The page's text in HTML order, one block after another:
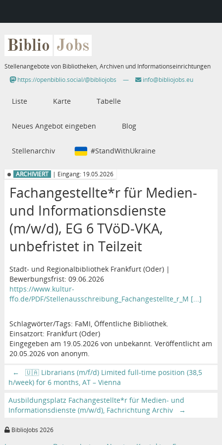
Biblio Jobs
Stellenangebote von Bibliotheken, Archiven und Informationseinrichtungen
https://openbiblio.social/@bibliojobs
— info@bibliojobs.eu
Liste Karte Tabelle
Neues Angebot eingeben Blog
Stellenarchiv #StandWithUkraine
ARCHIVIERT | Eingang: 19.05.2026
Fachangestellte*r für Medien-
und Informationsdienste
(m/w/d), EG 6 TVöD-VKA,
unbefristet in Teilzeit
Stadt- und Regionalbibliothek Frankfurt (Oder) |
Bewerbungsfrist: 09.06.2026
https://www.kultur-
ffo.de/PDF/Stellenausschreibung_Fachangestellte_r_M [...]
Schlagwörter/Tags: FaMI, Öffentliche Bibliothek.
Einsatzort: Frankfurt (Oder)
Eingegeben am 19.05.2026 von unbekannt. Veröffentlicht am
20.05.2026 von anonym.
←
🇺🇦 Librarians (m/f/d) Limited full-time position (38,5
h/week) for 6 months, AT – Vienna
Ausbildungsplatz Fachangestellte*r für Medien- und
Informationsdienste (m/w/d), Fachrichtung Archiv
→
BiblioJobs 2026